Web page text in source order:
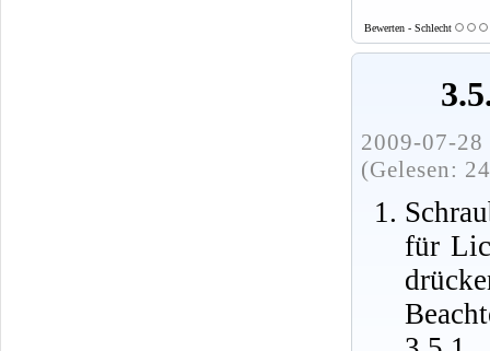
Bewerten - Schlecht
2009-07-
(Gelesen:
für